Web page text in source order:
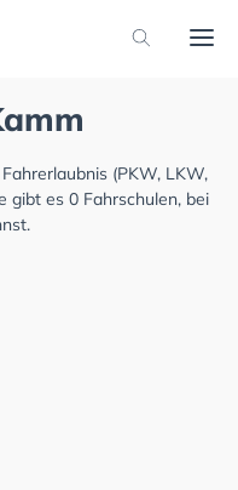
(PKW, LKW,
gibt es 0 Fahrschulen, bei